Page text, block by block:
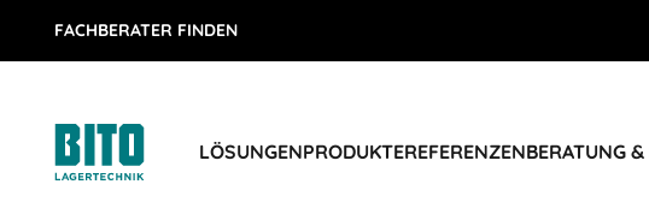
FACHBERATER FINDEN
LÖSUNGENPRODUKTEREFERENZENBERATUNG &